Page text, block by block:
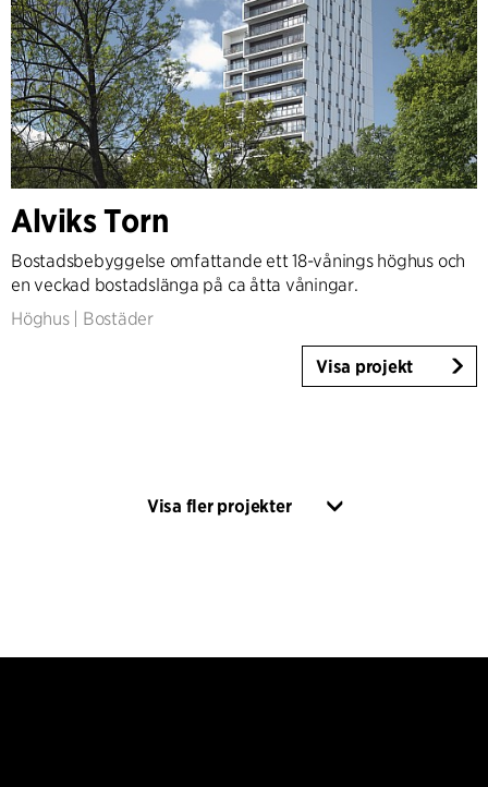
Alviks Torn
Bostadsbebyggelse omfattande ett 18-vånings höghus och
en veckad bostadslänga på ca åtta våningar.
Höghus| Bostäder
Visa projekt
Visa fler projekter